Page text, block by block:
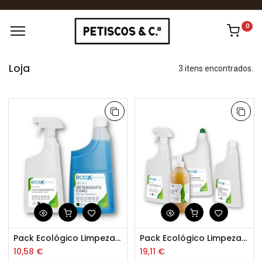
0
Loja 3 itens encontrados.
Pack Ecológico Limpeza chão e superfícies
10,58 €
Pack Ecológico Limpeza WC
19,11 €